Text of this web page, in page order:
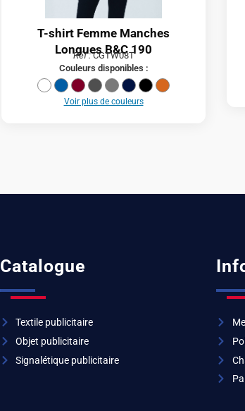
T-shirt Femme Manches
Longues B&C 190
Réf :CGTW08T
Couleurs disponibles :
Voir plus de couleurs
Catalogue
Textile publicitaire
Objet publicitaire
Signalétique publicitaire